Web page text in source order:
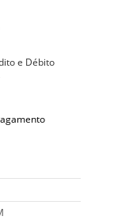
e Débito